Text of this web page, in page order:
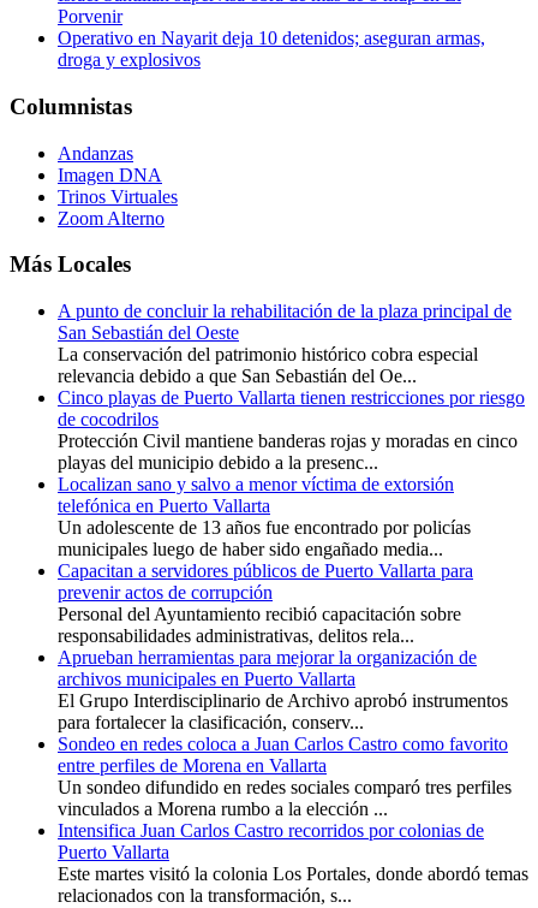
Porvenir
Operativo en Nayarit deja 10 detenidos; aseguran armas,
droga y explosivos
Columnistas
Andanzas
Imagen DNA
Trinos Virtuales
Zoom Alterno
Más Locales
A punto de concluir la rehabilitación de la plaza principal de
San Sebastián del Oeste
La conservación del patrimonio histórico cobra especial
relevancia debido a que San Sebastián del Oe...
Cinco playas de Puerto Vallarta tienen restricciones por riesgo
de cocodrilos
Protección Civil mantiene banderas rojas y moradas en cinco
playas del municipio debido a la presenc...
Localizan sano y salvo a menor víctima de extorsión
telefónica en Puerto Vallarta
Un adolescente de 13 años fue encontrado por policías
municipales luego de haber sido engañado media...
Capacitan a servidores públicos de Puerto Vallarta para
prevenir actos de corrupción
Personal del Ayuntamiento recibió capacitación sobre
responsabilidades administrativas, delitos rela...
Aprueban herramientas para mejorar la organización de
archivos municipales en Puerto Vallarta
El Grupo Interdisciplinario de Archivo aprobó instrumentos
para fortalecer la clasificación, conserv...
Sondeo en redes coloca a Juan Carlos Castro como favorito
entre perfiles de Morena en Vallarta
Un sondeo difundido en redes sociales comparó tres perfiles
vinculados a Morena rumbo a la elección ...
Intensifica Juan Carlos Castro recorridos por colonias de
Puerto Vallarta
Este martes visitó la colonia Los Portales, donde abordó temas
relacionados con la transformación, s...